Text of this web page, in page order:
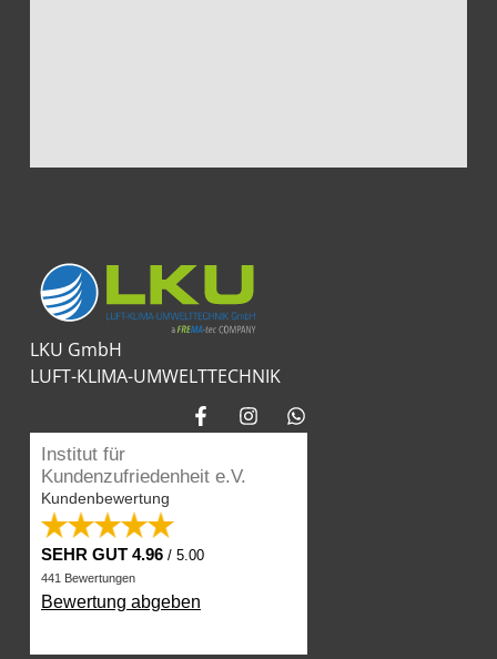
LKU GmbH
LUFT-KLIMA-UMWELTTECHNIK